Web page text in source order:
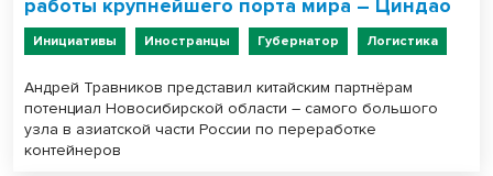
работы крупнейшего порта мира – Циндао
Инициативы Иностранцы Губернатор Логистика
Андрей Травников представил китайским партнёрам
потенциал Новосибирской области – самого большого
узла в азиатской части России по переработке
контейнеров